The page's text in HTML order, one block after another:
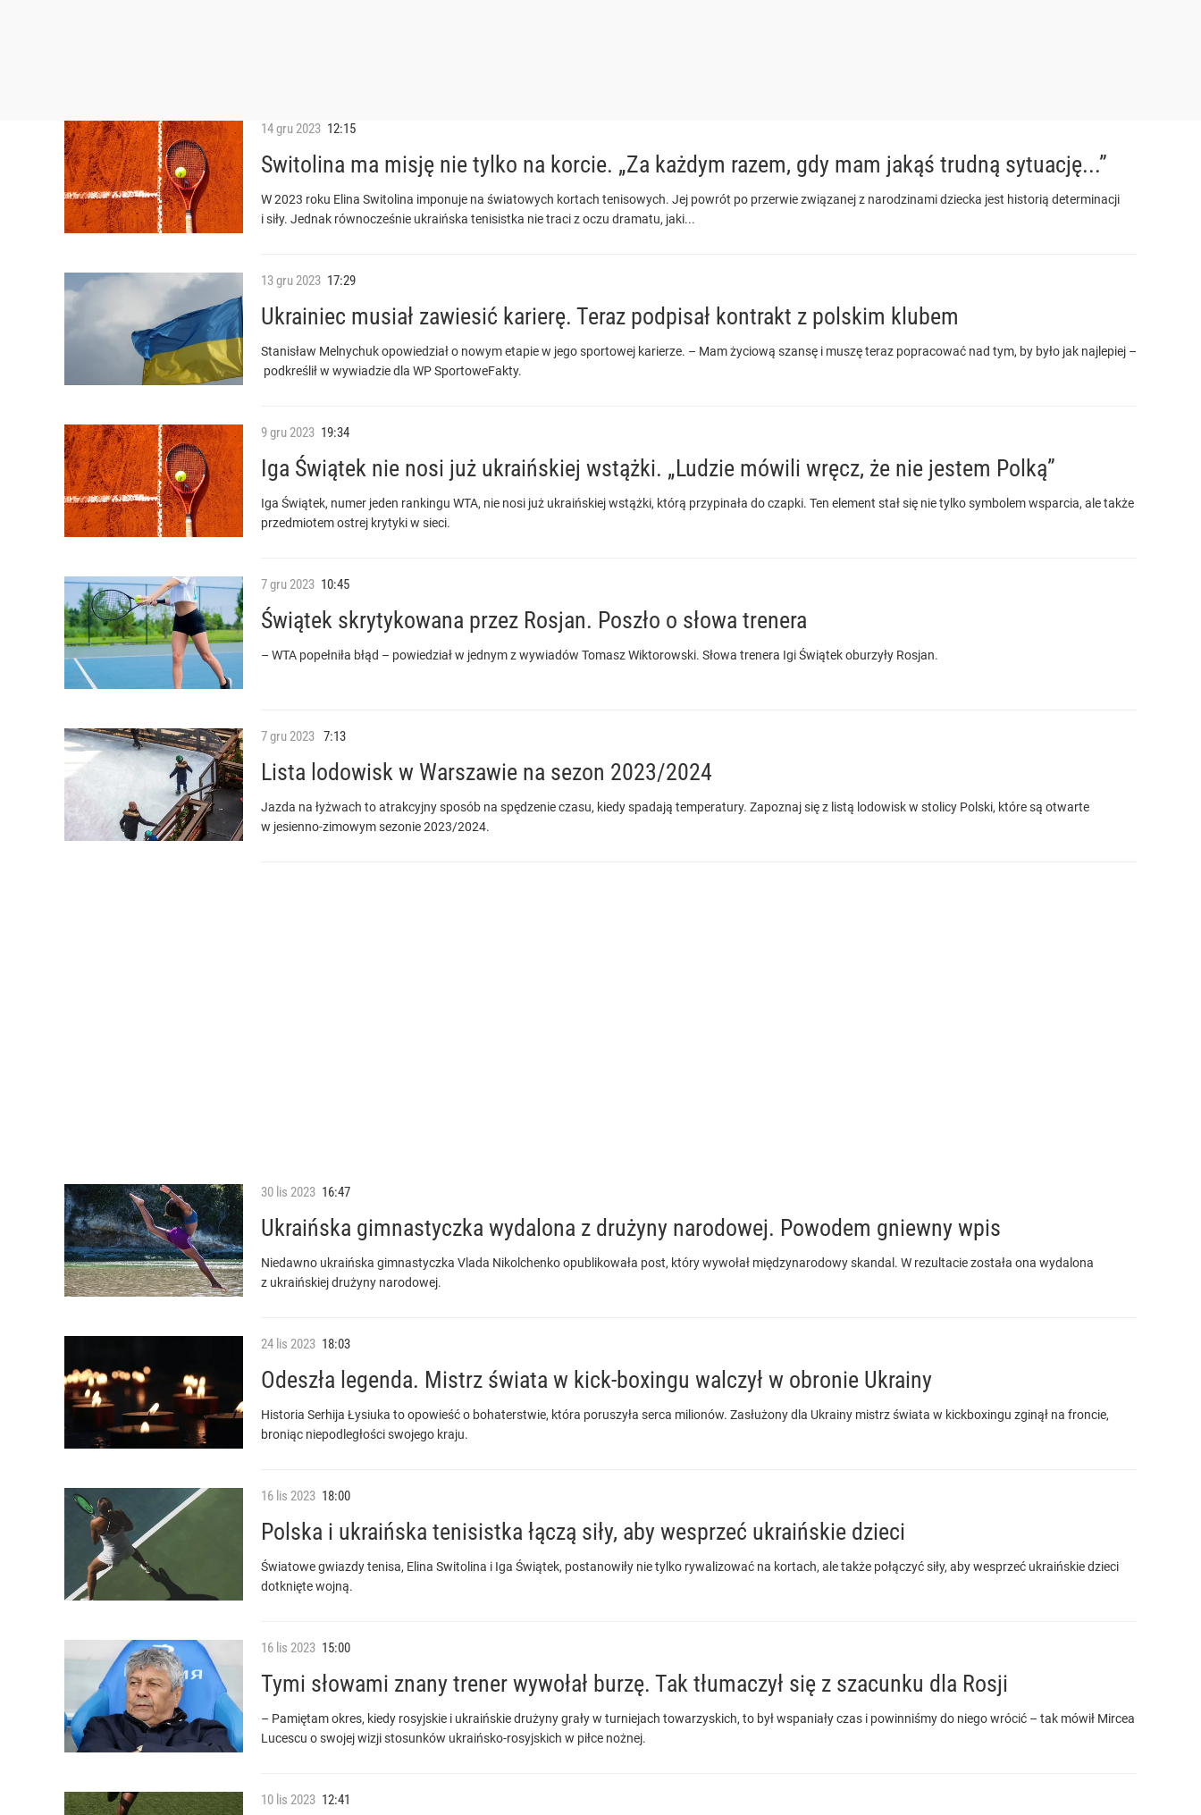
Switolina ma misję nie tylko na korcie. „Za każdym razem, gdy mam jakąś trudną sytuację...”
W 2023 roku Elina Switolina imponuje na światowych kortach tenisowych. Jej powrót po przerwie związanej z narodzinami dziecka jest historią determinacji
i siły. Jednak równocześnie ukraińska tenisistka nie traci z oczu dramatu, jaki...
14gru2023 12:15
Ukrainiec musiał zawiesić karierę. Teraz podpisał kontrakt z polskim klubem
Stanisław Melnychuk opowiedział o nowym etapie w jego sportowej karierze. – Mam życiową szansę i muszę teraz popracować nad tym, by było jak najlepiej –
podkreślił w wywiadzie dla WP SportoweFakty.
13gru2023 17:29
Iga Świątek nie nosi już ukraińskiej wstążki. „Ludzie mówili wręcz, że nie jestem Polką”
Iga Świątek, numer jeden rankingu WTA, nie nosi już ukraińskiej wstążki, którą przypinała do czapki. Ten element stał się nie tylko symbolem wsparcia, ale także
przedmiotem ostrej krytyki w sieci.
9gru2023 19:34
Świątek skrytykowana przez Rosjan. Poszło o słowa trenera
– WTA popełniła błąd – powiedział w jednym z wywiadów Tomasz Wiktorowski. Słowa trenera Igi Świątek oburzyły Rosjan.
7gru2023 10:45
Lista lodowisk w Warszawie na sezon 2023/2024
Jazda na łyżwach to atrakcyjny sposób na spędzenie czasu, kiedy spadają temperatury. Zapoznaj się z listą lodowisk w stolicy Polski, które są otwarte
w jesienno-zimowym sezonie 2023/2024.
7gru2023 7:13
Ukraińska gimnastyczka wydalona z drużyny narodowej. Powodem gniewny wpis
Niedawno ukraińska gimnastyczka Vlada Nikolchenko opublikowała post, który wywołał międzynarodowy skandal. W rezultacie została ona wydalona
z ukraińskiej drużyny narodowej.
30 lis 2023 16:47
Odeszła legenda. Mistrz świata w kick-boxingu walczył w obronie Ukrainy
Historia Serhija Łysiuka to opowieść o bohaterstwie, która poruszyła serca milionów. Zasłużony dla Ukrainy mistrz świata w kickboxingu zginął na froncie,
broniąc niepodległości swojego kraju.
24 lis 2023 18:03
Polska i ukraińska tenisistka łączą siły, aby wesprzeć ukraińskie dzieci
Światowe gwiazdy tenisa, Elina Switolina i Iga Świątek, postanowiły nie tylko rywalizować na kortach, ale także połączyć siły, aby wesprzeć ukraińskie dzieci
dotknięte wojną.
16 lis 2023 18:00
Tymi słowami znany trener wywołał burzę. Tak tłumaczył się z szacunku dla Rosji
– Pamiętam okres, kiedy rosyjskie i ukraińskie drużyny grały w turniejach towarzyskich, to był wspaniały czas i powinniśmy do niego wrócić – tak mówił Mircea
Lucescu o swojej wizji stosunków ukraińsko-rosyjskich w piłce nożnej.
16 lis 2023 15:00
10 lis 2023 12:41